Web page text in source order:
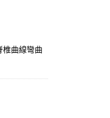
椎曲線彎曲